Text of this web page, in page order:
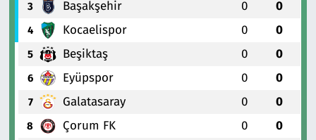
3 Başakşehir 0 0
4 Kocaelispor 0 0
5 Beşiktaş 0 0
6 Eyüpspor 0 0
7 Galatasaray 0 0
8 Çorum FK 0 0